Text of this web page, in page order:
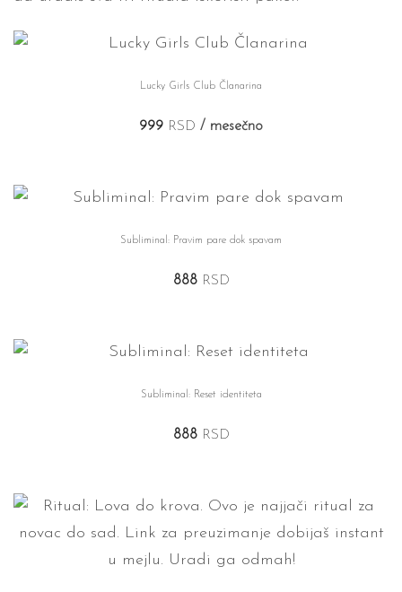
Lucky Girls Club Članarina
999 RSD / mesečno
Subliminal: Pravim pare dok spavam
888 RSD
Subliminal: Reset identiteta
888 RSD